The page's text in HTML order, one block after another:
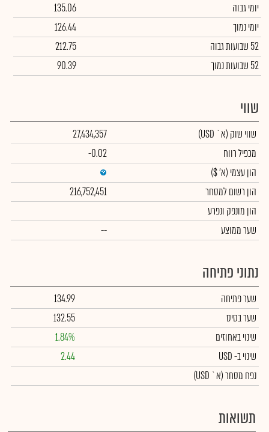
יומי גבוה
135.06
יומי נמוך
126.44
52 שבועות גבוה
212.75
52 שבועות נמוך
90.39
שווי
שווי שוק (א` USD)
27,434,357
מכפיל רווח
-0.02
הון עצמי (א' $)
הון רשום למסחר
216,752,451
הון מונפק ונפרע
שער ממוצע
--
נתוני פתיחה
שער פתיחה
134.99
שער בסיס
132.55
שינוי באחוזים
1.84%
שינויב- USD
2.44
נפח מסחר(א` USD)
תשואות